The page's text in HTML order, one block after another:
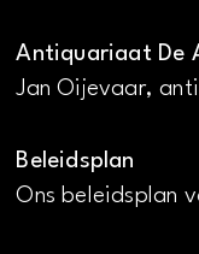
Antiquariaat De
Jan Oijevaar,
Beleidsplan
Ons beleidsplan